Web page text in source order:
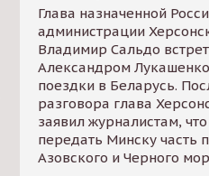
Глава назначенной
администрации
Владимир Сальдо
Александром
поездки в Беларусь.
разговора глава
заявил журналистам,
передать Минску часть
Азовского и Черного